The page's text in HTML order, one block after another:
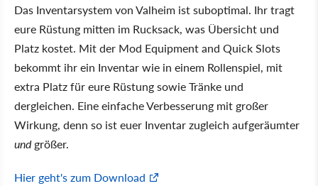
Das Inventarsystem von Valheim ist suboptimal. Ihr tragt
eure Rüstung mitten im Rucksack, was Übersicht und
Platz kostet. Mit der Mod Equipment and Quick Slots
bekommt ihr ein Inventar wie in einem Rollenspiel, mit
extra Platz für eure Rüstung sowie Tränke und
dergleichen. Eine einfache Verbesserung mit großer
Wirkung, denn so ist euer Inventar zugleich aufgeräumter
undgrößer.
Hier geht's zum Download